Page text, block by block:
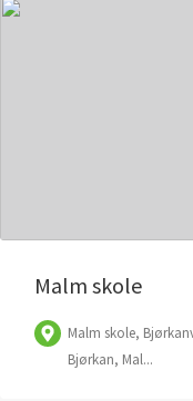
Malm skole
Malm skole,
Bjørkan, Mal...